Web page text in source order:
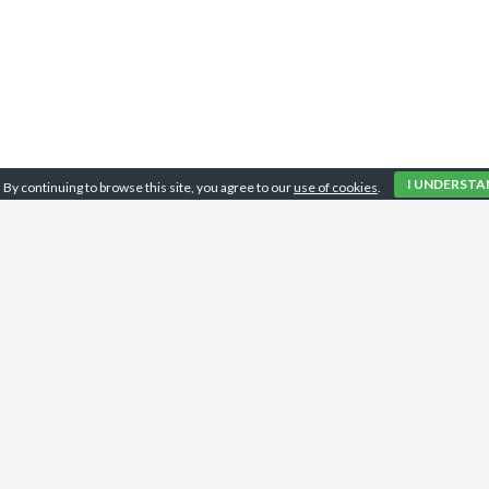
By continuing to browse this site, you agree to ouruse of cookies. I